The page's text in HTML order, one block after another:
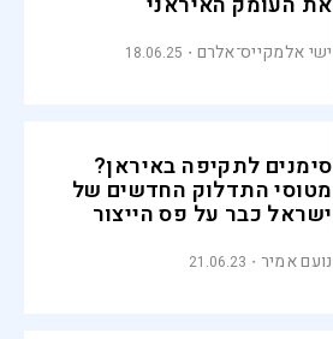
ישי אלמקייס־אלרם 18.06.25
סימנים לתקיפה באיראן?
מטוסי התדלוק החדשים של
ישראל כבר על פס הייצור
נועם אמיר 21.06.23